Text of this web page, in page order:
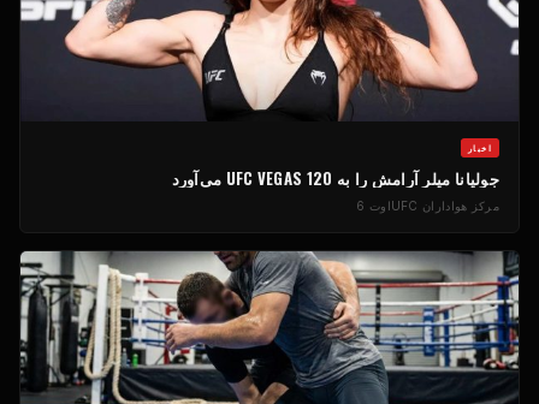
اخبار
جولیانا میلر آرامش را به UFC VEGAS 120 می‌آورد
مرکز هواداران UFC اوت 6